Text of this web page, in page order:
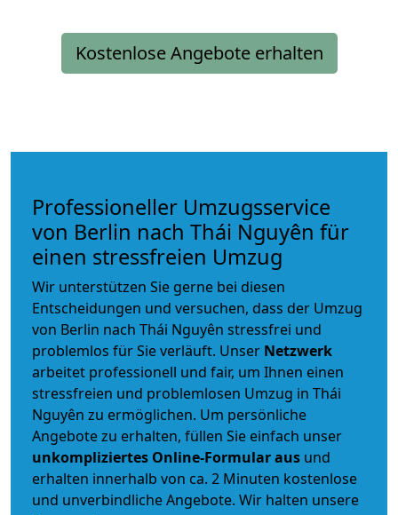
Kostenlose Angebote erhalten
Professioneller Umzugsservice
von Berlin nach Thái Nguyên für
einen stressfreien Umzug
Wir unterstützen Sie gerne bei diesen
Entscheidungen und versuchen, dass der Umzug
von Berlin nach Thái Nguyên stressfrei und
problemlos für Sie verläuft. Unser Netzwerk
arbeitet professionell und fair, um Ihnen einen
stressfreien und problemlosen Umzug in Thái
Nguyên zu ermöglichen. Um persönliche
Angebote zu erhalten, füllen Sie einfach unser
unkompliziertes Online-Formular aus und
erhalten innerhalb von ca. 2 Minuten kostenlose
und unverbindliche Angebote. Wir halten unsere